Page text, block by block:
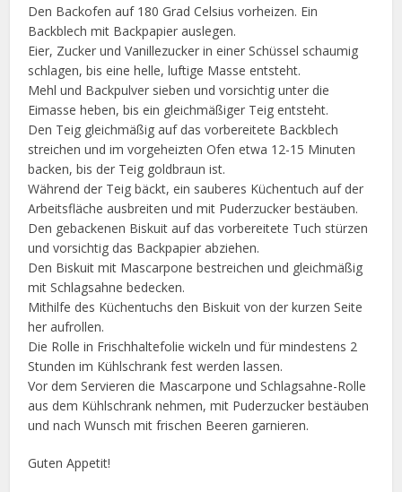
Den Backofen auf 180 Grad Celsius vorheizen. Ein
Backblech mit Backpapier auslegen.
Eier, Zucker und Vanillezucker in einer Schüssel schaumig
schlagen, bis eine helle, luftige Masse entsteht.
Mehl und Backpulver sieben und vorsichtig unter die
Eimasse heben, bis ein gleichmäßiger Teig entsteht.
Den Teig gleichmäßig auf das vorbereitete Backblech
streichen und im vorgeheizten Ofen etwa 12-15 Minuten
backen, bis der Teig goldbraun ist.
Während der Teig bäckt, ein sauberes Küchentuch auf der
Arbeitsfläche ausbreiten und mit Puderzucker bestäuben.
Den gebackenen Biskuit auf das vorbereitete Tuch stürzen
und vorsichtig das Backpapier abziehen.
Den Biskuit mit Mascarpone bestreichen und gleichmäßig
mit Schlagsahne bedecken.
Mithilfe des Küchentuchs den Biskuit von der kurzen Seite
her aufrollen.
Die Rolle in Frischhaltefolie wickeln und für mindestens 2
Stunden im Kühlschrank fest werden lassen.
Vor dem Servieren die Mascarpone und Schlagsahne-Rolle
aus dem Kühlschrank nehmen, mit Puderzucker bestäuben
und nach Wunsch mit frischen Beeren garnieren.
Guten Appetit!